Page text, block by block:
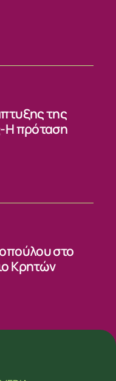
της
Η πρόταση
στο
Κρητών